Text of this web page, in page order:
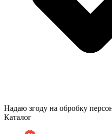
Надаю згоду на обробку
Каталог